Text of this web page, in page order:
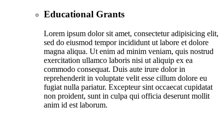
Educational Grants
Lorem ipsum dolor sit amet, consectetur adipisicing elit,
sed do eiusmod tempor incididunt ut labore et dolore
magna aliqua. Ut enim ad minim veniam, quis nostrud
exercitation ullamco laboris nisi ut aliquip ex ea
commodo consequat. Duis aute irure dolor in
reprehenderit in voluptate velit esse cillum dolore eu
fugiat nulla pariatur. Excepteur sint occaecat cupidatat
non proident, sunt in culpa qui officia deserunt mollit
anim id est laborum.